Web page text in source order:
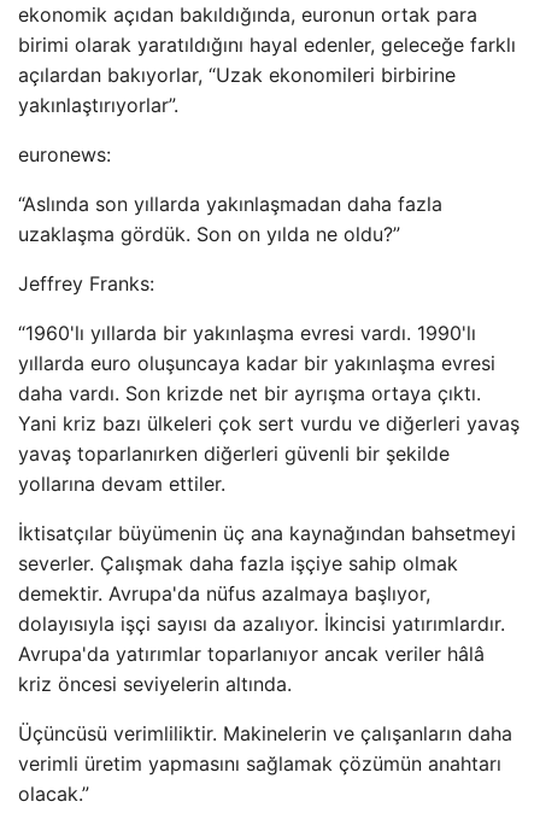
ekonomik açıdan bakıldığında, euronun ortak para
birimi olarak yaratıldığını hayal edenler, geleceğe farklı
açılardan bakıyorlar, “Uzak ekonomileri birbirine
yakınlaştırıyorlar”.
euronews:
“Aslında son yıllarda yakınlaşmadan daha fazla
uzaklaşma gördük. Son on yılda ne oldu?”
Jeffrey Franks:
“1960'lı yıllarda bir yakınlaşma evresi vardı. 1990'lı
yıllarda euro oluşuncaya kadar bir yakınlaşma evresi
daha vardı. Son krizde net bir ayrışma ortaya çıktı.
Yani kriz bazı ülkeleri çok sert vurdu ve diğerleri yavaş
yavaş toparlanırken diğerleri güvenli bir şekilde
yollarına devam ettiler.
İktisatçılar büyümenin üç ana kaynağından bahsetmeyi
severler. Çalışmak daha fazla işçiye sahip olmak
demektir. Avrupa'da nüfus azalmaya başlıyor,
dolayısıyla işçi sayısı da azalıyor. İkincisi yatırımlardır.
Avrupa'da yatırımlar toparlanıyor ancak veriler hâlâ
kriz öncesi seviyelerin altında.
Üçüncüsü verimliliktir. Makinelerin ve çalışanların daha
verimli üretim yapmasını sağlamak çözümün anahtarı
olacak.”